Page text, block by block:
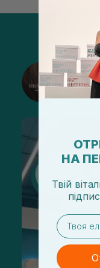
НА
Твій
email